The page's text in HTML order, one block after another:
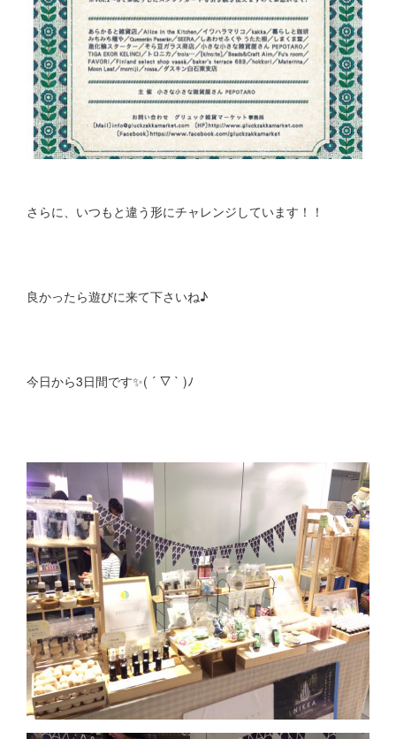
さらに、いつもと違う形にチャレンジしています！！
良かったら遊びに来て下さいね♪
今日から3日間です✨( ´ ▽ ` )ﾉ